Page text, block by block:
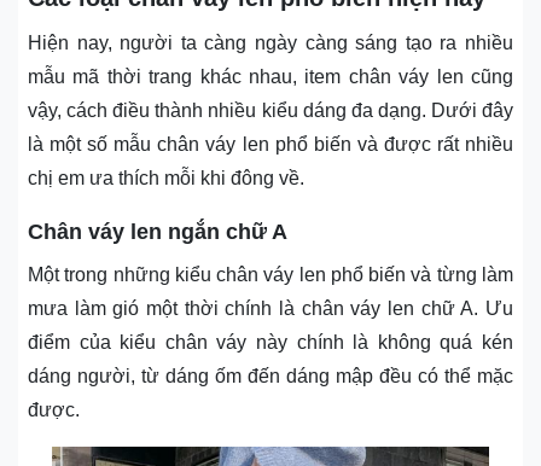
Hiện nay, người ta càng ngày càng sáng tạo ra nhiều
mẫu mã thời trang khác nhau, item chân váy len cũng
vậy, cách điều thành nhiều kiểu dáng đa dạng. Dưới đây
là một số mẫu chân váy len phổ biến và được rất nhiều
chị em ưa thích mỗi khi đông về.
Chân váy len ngắn chữ A
Một trong những kiểu chân váy len phổ biến và từng làm
mưa làm gió một thời chính là chân váy len chữ A. Ưu
điểm của kiểu chân váy này chính là không quá kén
dáng người, từ dáng ốm đến dáng mập đều có thể mặc
được.